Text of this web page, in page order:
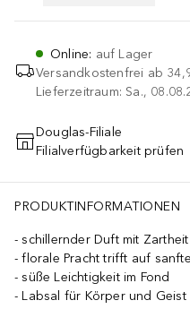
Online: auf Lager
Versandkostenfrei ab
Lieferzeitraum: Sa.,
IN DEN
Douglas-Filiale
Filialverfügbarkeit prüfen
PRODUKTINFORMATIONEN
schillernder Duft mit Zartheit
florale Pracht trifft auf
süße Leichtigkeit im Fond
Labsal für Körper und Geist